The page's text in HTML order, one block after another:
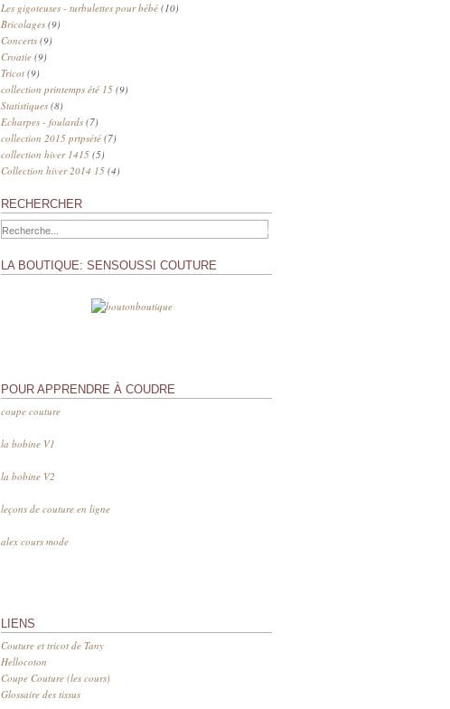
Les gigoteuses - turbulettes pour bébé (10)
Bricolages (9)
Concerts (9)
Croatie (9)
Tricot (9)
collection printemps été 15 (9)
Statistiques (8)
Echarpes - foulards (7)
collection 2015 prtpsété (7)
collection hiver 1415 (5)
Collection hiver 2014 15 (4)
RECHERCHER
LA BOUTIQUE: SENSOUSSI COUTURE
POUR APPRENDRE À COUDRE
coupe couture
la bobine V1
la bobine V2
leçons de couture en ligne
alex cours mode
LIENS
Couture et tricot de Tany
Hellocoton
Coupe Couture (les cours)
Glossaire des tissus